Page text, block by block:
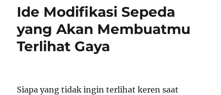
Ide Modifikasi Sepeda
yang Akan Membuatmu
Terlihat Gaya
Siapa yang tidak ingin terlihat keren saat